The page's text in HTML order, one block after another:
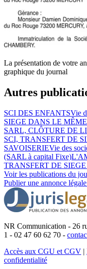
La présentation de votre
graphique du journal
Autres
SCI DES ENFANTSVie
SIEGE DANS LE
SARL, CLÔTURE DE
SCI, TRANSFERT DE
SAVOISERIEVie des
(SARL à capital Fixe)
TRANSFERT DE SIEGE
Voir les publications du
Publier une annonce légale
NR Communication - 26
1 - 02 47 60 62 70 -
Accès aux CGU et CGV |
confidentialité